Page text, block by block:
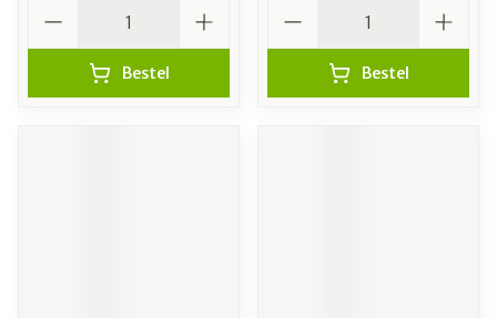
Bestel Bestel